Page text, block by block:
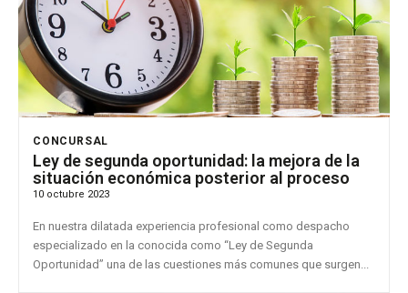
CONCURSAL
Ley de segunda oportunidad: la mejora de la
situación económica posterior al proceso
10 octubre 2023
En nuestra dilatada experiencia profesional como despacho
especializado en la conocida como “Ley de Segunda
Oportunidad” una de las cuestiones más comunes que surgen...